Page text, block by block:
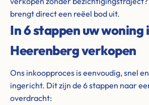
brengt direct een reëel bod uit.
In 6 stappen uw woning
Heerenberg verkopen
Ons inkoopproces is eenvoudig, snel
ingericht. Dit zijn de 6 stappen naar
overdracht: